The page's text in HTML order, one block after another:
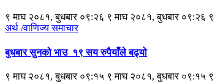
९ माघ २०८१, बुधबार ०९:२६ ९ माघ २०८१, बुधबार ०९:२६
अर्थ /वाणिज्यसमाचार
बुधबार सुनको भाउ १९ सय रुपैयाँले बढ्यो
९ माघ २०८१, बुधबार ०९:१५ ९ माघ २०८१, बुधबार ०९:१५